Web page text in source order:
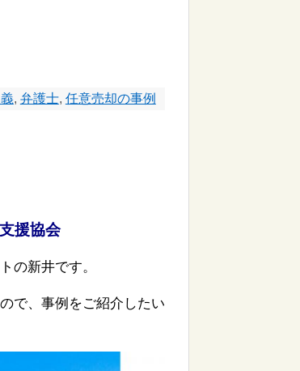
, 弁護士, 任意売却の事例
援協会
の新井です。
で、事例をご紹介したい